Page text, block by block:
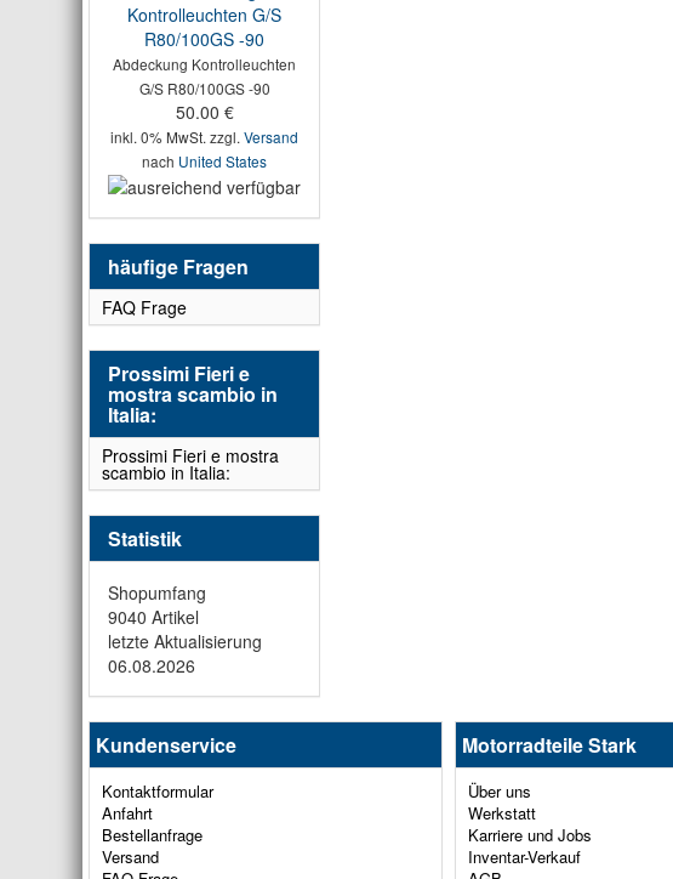
Abdeckung Kontrolleuchten
G/S R80/100GS -90
50.00 €
inkl. 0% MwSt. zzgl.Versand
nach United States
häufige Fragen
FAQ Frage
Prossimi Fieri e
mostra scambio in
Italia:
Prossimi Fieri e mostra
scambio in Italia:
Statistik
Shopumfang
9040 Artikel
letzte Aktualisierung
06.08.2026
Kundenservice
Kontaktformular
Anfahrt
Bestellanfrage
Versand
Motorradteile Stark
Über uns
Werkstatt
Karriere und Jobs
Inventar-Verkauf